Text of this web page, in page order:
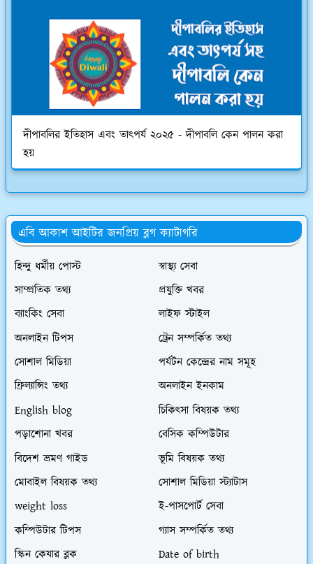
দীপাবলির ইতিহাস এবং তাৎপর্য ২০২৫ - দীপাবলি কেন পালন করা
হয়
এবি আকাশ আইটির জনপ্রিয় ব্লগ ক্যাটাগরি
হিন্দু ধর্মীয় পোস্ট
স্বাস্থ্য সেবা
সাম্প্রতিক তথ্য
প্রযুক্তি খবর
ব্যাংকিং সেবা
লাইফ স্টাইল
অনলাইন টিপস
ট্রেন সম্পর্কিত তথ্য
সোশাল মিডিয়া
পর্যটন কেন্দ্রের নাম সমূহ
ফ্রিল্যান্সিং তথ্য
অনলাইন ইনকাম
English blog
চিকিৎসা বিষয়ক তথ্য
পড়াশোনা খবর
বেসিক কম্পিউটার
বিদেশ ভ্রমণ গাইড
ভূমি বিষয়ক তথ্য
মোবাইল বিষয়ক তথ্য
সোশাল মিডিয়া স্ট্যাটাস
weight loss
ই-পাসপোর্ট সেবা
কম্পিউটার টিপস
গ্যাস সম্পর্কিত তথ্য
স্কিন কেযার ব্লক
Date of birth